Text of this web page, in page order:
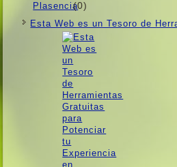
(0)
Esta Web es un Tesoro de